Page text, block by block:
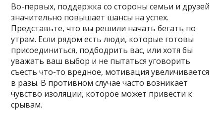
Во-первых, поддержка со стороны семьи и друзей
значительно повышает шансы на успех.
Представьте, что вы решили начать бегать по
утрам. Если рядом есть люди, которые готовы
присоединиться, подбодрить вас, или хотя бы
уважать ваш выбор и не пытаться уговорить
съесть что-то вредное, мотивация увеличивается
в разы. В противном случае часто возникает
чувство изоляции, которое может привести к
срывам.